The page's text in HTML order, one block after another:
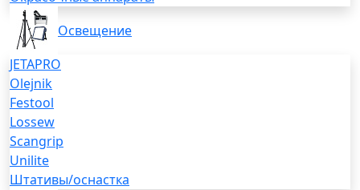
Освещение
JETAPRO
Olejnik
Festool
Lossew
Scangrip
Unilite
Штативы/оснастка